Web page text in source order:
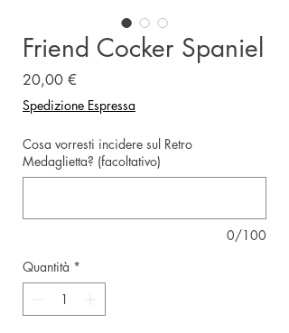
Friend Cocker Spaniel
20,00 €
Spedizione Espressa
Cosa vorresti incidere sul Retro
Medaglietta? (facoltativo)
0/100
Quantità *